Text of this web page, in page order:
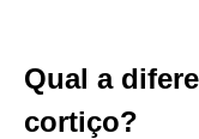
Qual a
cortiço?